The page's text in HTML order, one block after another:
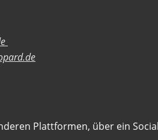
Plattformen, über ein